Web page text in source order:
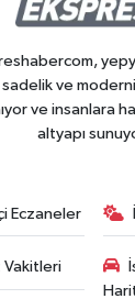
ve
ve insanlara
altyapı
Eczaneler
Vakitleri